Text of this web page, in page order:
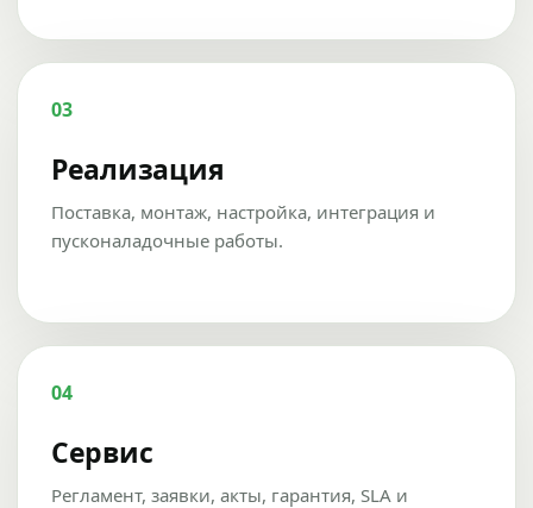
03
Реализация
Поставка, монтаж, настройка, интеграция и
пусконаладочные работы.
04
Сервис
Регламент, заявки, акты, гарантия, SLA и